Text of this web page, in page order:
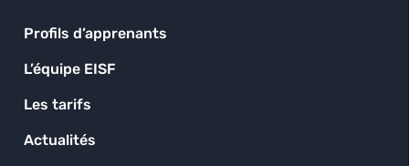
Profils d’apprenants
L’équipe EISF
Les tarifs
Actualités